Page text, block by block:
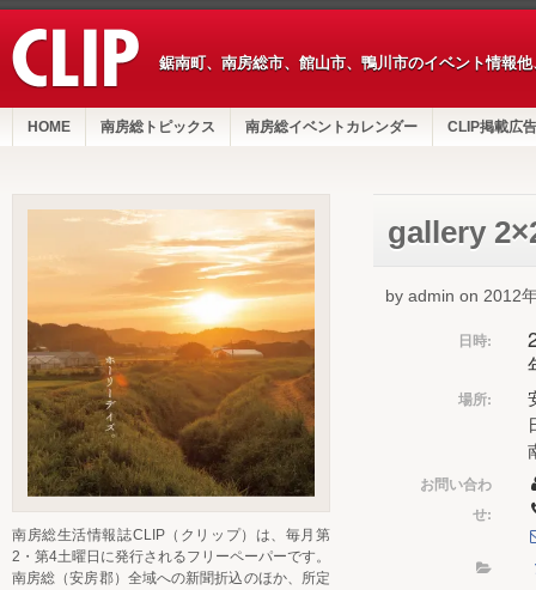
鋸南町、南房総市、館山市、鴨川市のイベント情報
HOME 南房総トピックス 南房総イベントカレンダー CLIP掲載広告
gallery
by admin on 2012
日時:
場所:
お問い合わ
せ:
南房総生活情報誌CLIP（クリップ）は、毎月第
2・第4土曜日に発行されるフリーペーパーです。
南房総（安房郡）全域への新聞折込のほか、所定